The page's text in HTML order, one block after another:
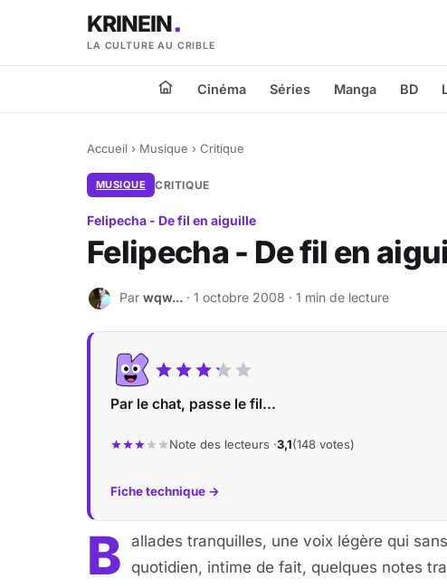
KRINEIN
LA CULTURE AU CRIBLE
Cinéma Séries Manga BD
Accueil › Musique › Critique
MUSIQUE CRITIQUE
Felipecha - De fil en aiguille
Felipecha - De fil en
W Par wqw... · 1 octobre 2008 · 1 min de lecture
Par le chat, passe le fil...
Note des lecteurs ·3,1(148 votes)
Fiche technique →
B allades tranquilles, une voix légère qui
quotidien, intime de fait, quelques notes